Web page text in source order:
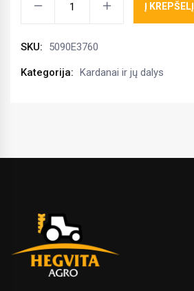
3/8
Z21
Į KREPŠELĮ
SKU: 5090E3760
Kategorija: Kardanai ir jų dalys